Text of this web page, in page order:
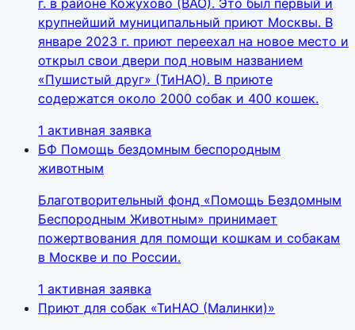
крупнейший муниципальный приют Москвы. В
январе 2023 г. приют переехал на новое место и
открыл свои двери под новым названием
«Пушистый друг» (ТиНАО). В приюте
содержатся около 2000 собак и 400 кошек.
1 активная заявка
БФ Помощь бездомным беспородным
животным
Благотворительный фонд «Помощь Бездомным
Беспородным Животным» принимает
пожертвования для помощи кошкам и собакам
в Москве и по России.
1 активная заявка
Приют для собак «ТиНАО (Малинки)»